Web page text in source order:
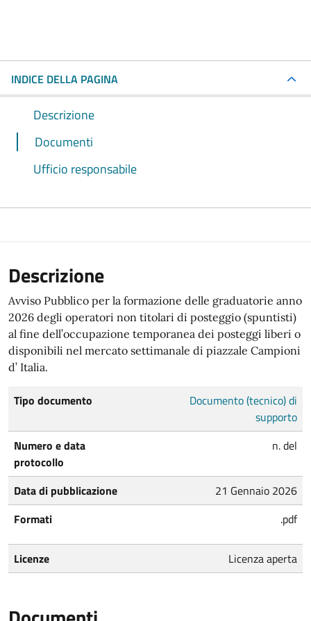
INDICE DELLA PAGINA
Descrizione
Documenti
Ufficio responsabile
Descrizione
Avviso Pubblico per la formazione delle graduatorie anno
2026 degli operatori non titolari di posteggio (spuntisti)
al fine dell’occupazione temporanea dei posteggi liberi o
disponibili nel mercato settimanale di piazzale Campioni
d’ Italia.
Tipo documento
Documento (tecnico) di
supporto
Numero e data
protocollo
n. del
Data di pubblicazione
21 Gennaio 2026
Formati
.pdf
Licenze Licenza aperta